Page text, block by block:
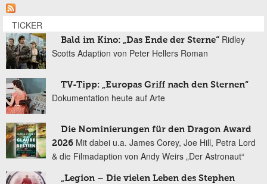
TICKER
Bald im Kino: „Das Ende der Sterne“ Ridley
Scotts Adaption von Peter Hellers Roman
TV-Tipp: „Europas Griff nach den Sternen“
Dokumentation heute auf Arte
Die Nominierungen für den Dragon Award
2026 Mit dabei u.a. James Corey, Joe Hill, Petra Lord
& die Filmadaption von Andy Weirs „Der Astronaut“
„Legion – Die vielen Leben des Stephen